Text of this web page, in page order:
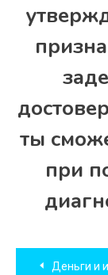
ты
при
Деньги и